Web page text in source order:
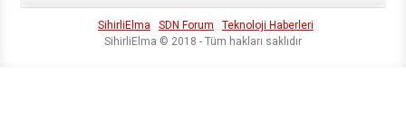
SihirliElma SDN Forum
Teknoloji Haberleri
SihirliElma © 2018 - Tüm hakları saklıdır